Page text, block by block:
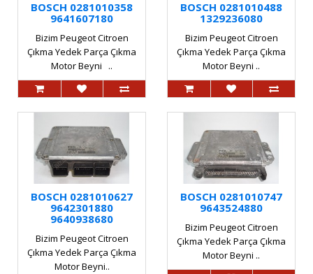
BOSCH 0281010358
9641607180
Bizim Peugeot Citroen
Çıkma Yedek Parça Çıkma
Motor Beyni ..
BOSCH 0281010488
1329236080
Bizim Peugeot Citroen
Çıkma Yedek Parça Çıkma
Motor Beyni ..
BOSCH 0281010627
9642301880
9640938680
Bizim Peugeot Citroen
Çıkma Yedek Parça Çıkma
Motor Beyni..
BOSCH 0281010747
9643524880
Bizim Peugeot Citroen
Çıkma Yedek Parça Çıkma
Motor Beyni ..